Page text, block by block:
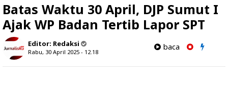
Batas Waktu 30 April, DJP Sumut I
Ajak WP Badan Tertib Lapor SPT
Editor: Redaksi
Rabu, 30 April 2025 - 12.18
baca